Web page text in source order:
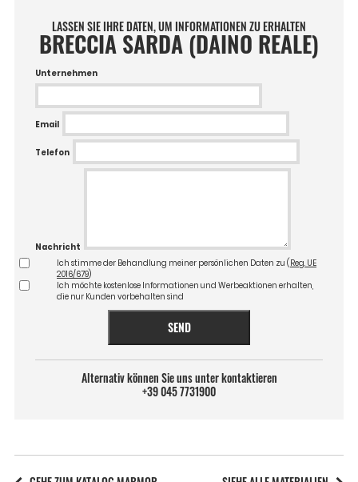
LASSEN SIE IHRE DATEN, UM INFORMATIONEN ZU ERHALTEN
BRECCIA SARDA (DAINO REALE)
Unternehmen
Email
Telefon
Nachricht
Ich stimme der Behandlung meiner persönlichen Daten zu ( Reg. UE
2016/679)
Ich möchte kostenlose Informationen und Werbeaktionen erhalten,
die nur Kunden vorbehalten sind
SEND
Alternativ können Sie uns unter kontaktieren
+39 045 7731900